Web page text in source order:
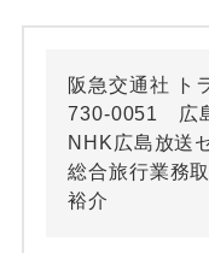
阪急交通社 ト
730-0051 広
NHK広島放送
総合旅行業務
裕介